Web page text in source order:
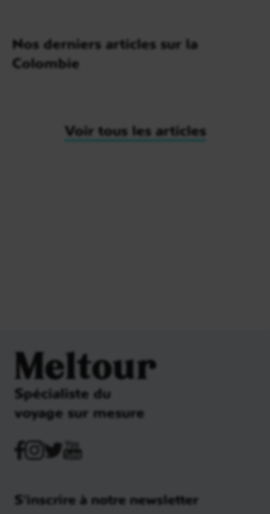
Nos derniers articles sur la
Colombie
Voir tous les articles
Meltour
Spécialiste du
voyage sur mesure
S'inscrire à notre newsletter